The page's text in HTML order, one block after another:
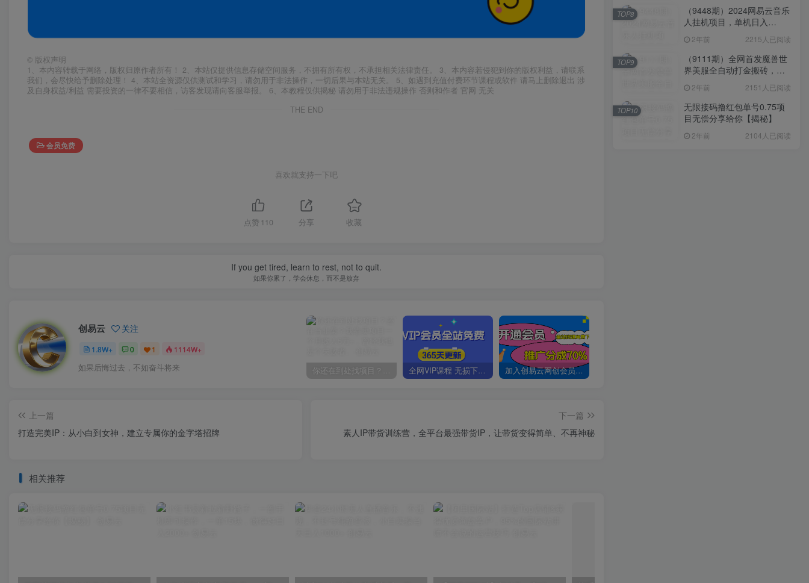
© 版权声明
1、本内容转载于网络，版权归原作者所有！ 2、本站仅提供信息存储空间服务，不拥有所有权，不承担相关法律责任。 3、本内容若侵犯到你的版权利益，请联系
我们，会尽快给予删除处理！ 4、本站全资源仅供测试和学习，请勿用于非法操作，一切后果与本站无关。 5、如遇到充值付费环节课程或软件 请马上删除退出 涉
及自身权益/利益 需要投资的一律不要相信，访客发现请向客服举报。 6、本教程仅供揭秘 请勿用于非法违规操作 否则和作者 官网 无关
THE END
会员免费
喜欢就支持一下吧
点赞 110 分享 收藏
If you get tired, learn to rest, not to quit.
如果你累了，学会休息，而不是放弃
创易云 关注
1.8W+ 0 1 1114W+
如果后悔过去，不如奋斗将来 你还在到处找项目？还在当韭菜？我靠卖项目一个月收入5万+，曾经我也是个失败者。 全网VIP课程 无损下载~ 加入创易云网创会员，全站资源免费学习。
上一篇
打造完美IP：从小白到女神，建立专属你的金字塔招牌
下一篇
素人IP带货训练营，全平台最强带货IP，让带货变得简单、不再神秘
相关推荐
（9448期）2024网易云音乐
人挂机项目，单机日入
2年前 2215人已阅读
TOP8
（9111期）全网首发魔兽世
界美服全自动打金搬砖，日
姆级教学
2年前 2151人已阅读
TOP9
无限接码撸红包单号0.75项
目无偿分享给你【揭秘】
2年前 2104人已阅读
TOP10